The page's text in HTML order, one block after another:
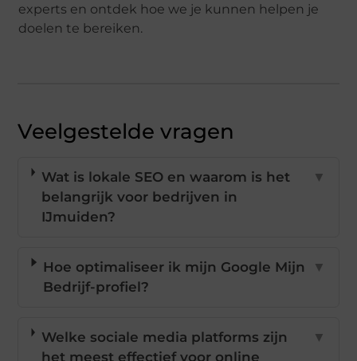
experts en ontdek hoe we je kunnen helpen je
doelen te bereiken.
Veelgestelde vragen
Wat is lokale SEO en waarom is het
belangrijk voor bedrijven in
IJmuiden?
▼
Hoe optimaliseer ik mijn Google Mijn
Bedrijf-profiel?
▼
Welke sociale media platforms zijn
het meest effectief voor online
▼